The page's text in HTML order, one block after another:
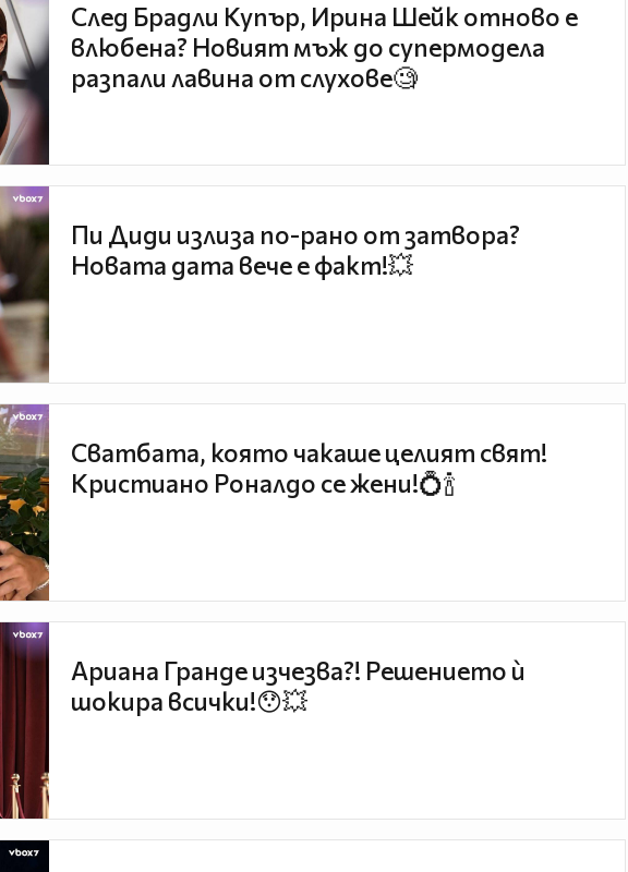
След Брадли Купър, Ирина Шейк отново е
влюбена? Новият мъж до супермодела
разпали лавина от слухове🧐
Пи Диди излиза по-рано от затвора?
Новата дата вече е факт!💥
Сватбата, която чакаше целият свят!
Кристиано Роналдо се жени!💍🍾
Ариана Гранде изчезва?! Решението ѝ
шокира всички!😯💥